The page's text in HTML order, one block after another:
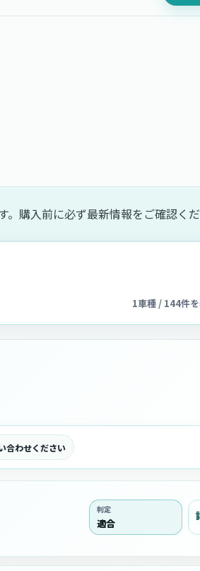
購入前に必ず最新情報をご確認くだ
1車種 / 144件を
合わせください
判定
適合